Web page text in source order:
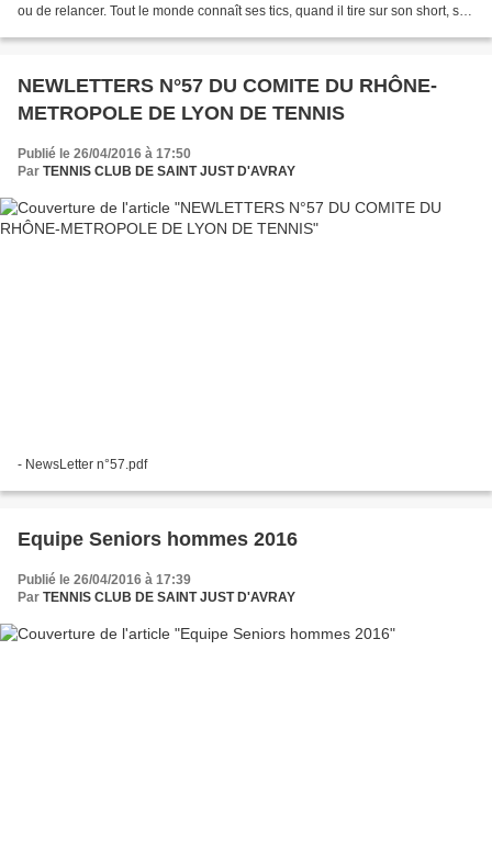
ou de relancer. Tout le monde connaît ses tics, quand il tire sur son short, se
NEWLETTERS N°57 DU COMITE DU RHÔNE-
METROPOLE DE LYON DE TENNIS
Publié le 26/04/2016 à 17:50
Par TENNIS CLUB DE SAINT JUST D'AVRAY
- NewsLetter n°57.pdf
Equipe Seniors hommes 2016
Publié le 26/04/2016 à 17:39
Par TENNIS CLUB DE SAINT JUST D'AVRAY